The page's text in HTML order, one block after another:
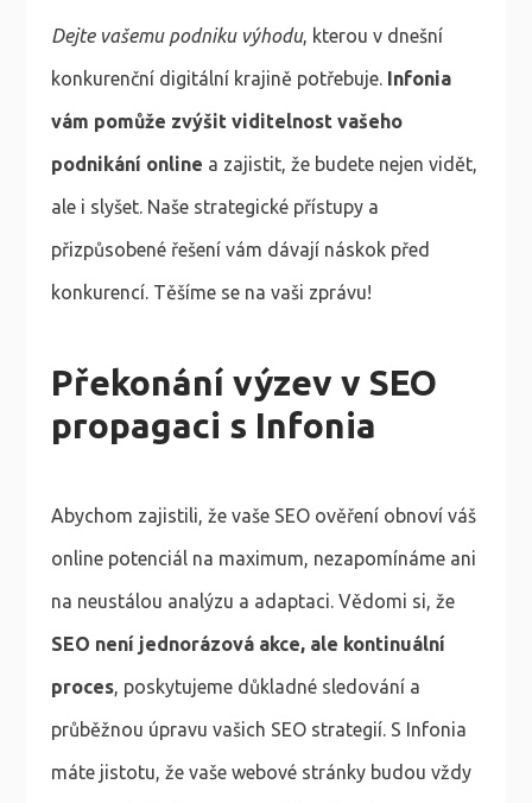
Dejte vašemu podniku výhodu, kterou v dnešní
konkurenční digitální krajině potřebuje. Infonia
vám pomůže zvýšit viditelnost vašeho
podnikání online a zajistit, že budete nejen vidět,
ale i slyšet. Naše strategické přístupy a
přizpůsobené řešení vám dávají náskok před
konkurencí. Těšíme se na vaši zprávu!
Překonání výzev v SEO
propagaci s Infonia
Abychom zajistili, že vaše SEO ověření obnoví váš
online potenciál na maximum, nezapomínáme ani
na neustálou analýzu a adaptaci. Vědomi si, že
SEO není jednorázová akce, ale kontinuální
proces, poskytujeme důkladné sledování a
průběžnou úpravu vašich SEO strategií. S Infonia
máte jistotu, že vaše webové stránky budou vždy